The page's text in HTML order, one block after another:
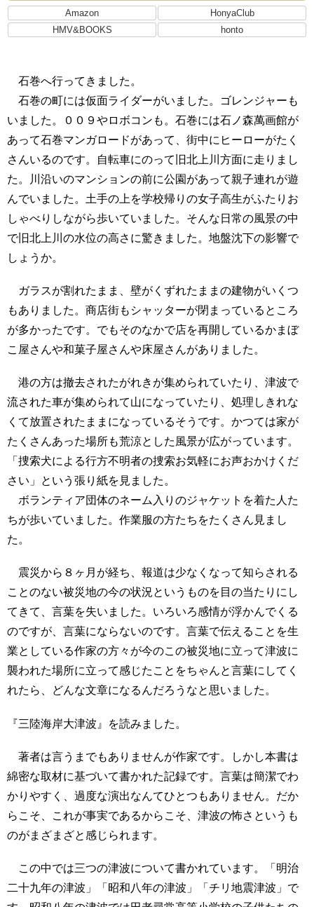
Amazon
HonyaClub
HMV&BOOKS
honto
石巻へ行ってきました。
石巻の町には仮面ライダーがいました。ゴレンジャーも
いました。００９やロボコンも。石巻には石ノ森萬画館が
あって石巻マンガロードがあって、街中にヒーローがたく
さんいるのです。自転車にのって旧北上川方面に走りまし
た。川沿いのマンションの前に公園があって親子連れが遊
んでいました。土手の上を学校帰りの女子高生がふたりお
しゃべりしながら歩いていました。そんな日常の風景の中
で旧北上川の水位の高さに驚きました。地盤沈下の影響で
しょうか。
ガラスが割れたまま、壁がくずれたままの建物がいくつ
もありました。商店街もシャッターが閉まっているところ
が多かったです。でもそのなかで店を再開しているかまぼ
こ屋さんや和菓子屋さんや床屋さんがありました。
港の方は撤去されたがれきが集められていたり、津波で
流された車が集められて山になっていたり、処理しきれな
くて放置されたままになっているそうです。かつては家が
たくさんあった場所も荒涼とした風景が広がっています。
「捜索犬による行方不明者の捜索お気軽にお声おかけくだ
さい」という張り紙を見ました。
ボランティア団体のネーム入りのジャケットを着た人た
ちが歩いていました。作業服の方たちをたくさん見まし
た。
震災から８ヶ月が経ち、報道は少なくなって知らされる
ことのない被災地の今の状況というものを目の当たりにし
てきて、言葉を失いました。いろいろ感情が浮かんでくる
のですが、言葉にならないのです。言葉で伝えることを生
業としている作家の方々が今のこの被災地に立って津波に
襲われた場所に立って感じたことをちゃんと言葉にしてく
れたら、どんな文章になるんだろうなと思いました。
『三陸海岸大津波』を読みました。
著者は言うまでもありませんが作家です。しかし本書は
綿密な取材に基づいて書かれた記録です。言葉は簡潔でわ
かりやすく、過度な演出なんてひとつもありません。だか
らこそ、これが事実であるからこそ、津波の怖さというも
のがまざまざと感じられます。
この中では三つの津波について書かれています。「明治
二十九年の津波」「昭和八年の津波」「チリ地震津波」で